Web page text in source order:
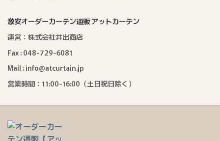
激安オーダーカーテン通販 アットカーテン
運営：株式会社井出商店
Fax : 048-729-6081
Mail : info@atcurtain.jp
営業時間：11:00-16:00（土日祝日除く）